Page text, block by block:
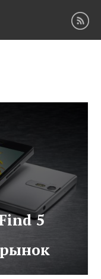
5